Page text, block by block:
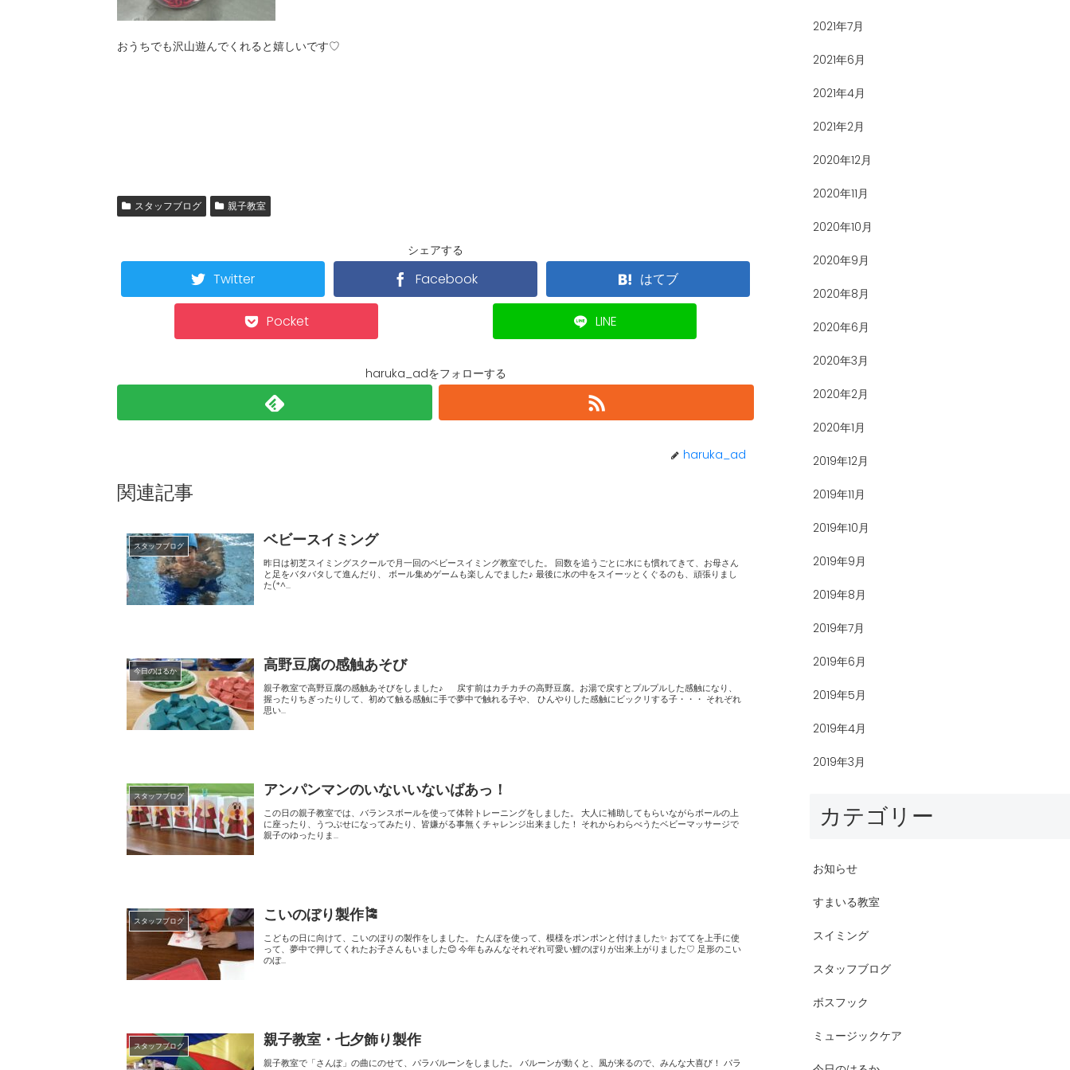
おうちでも沢山遊んでくれると嬉しいです♡
スタッフブログ 親子教室
シェアする
Twitter Facebook はてブ
Pocket LINE
haruka_adをフォローする
haruka_ad
関連記事
スタッフブログ ベビースイミング
昨日は初芝スイミングスクールで月一回のベビースイミング教室でした。 回数を追うごとに水にも慣れてきて、お母さん
と足をバタバタして進んだり、 ボール集めゲームも楽しんでました♪ 最後に水の中をスイーッとくぐるのも、頑張りまし
た(*^...
今日のはるか 高野豆腐の感触あそび
親子教室で高野豆腐の感触あそびをしました♪ 戻す前はカチカチの高野豆腐。お湯で戻すとプルプルした感触になり、
握ったりちぎったりして、初めて触る感触に手で夢中で触れる子や、 ひんやりした感触にビックリする子・・・ それぞれ
思い...
スタッフブログ アンパンマンのいないいないばあっ！
この日の親子教室では、バランスボールを使って体幹トレーニングをしました。 大人に補助してもらいながらボールの上
に座ったり、うつぶせになってみたり、皆嫌がる事無くチャレンジ出来ました！ それからわらべうたベビーマッサージで
親子のゆったりま...
スタッフブログ こいのぼり製作🎏
こどもの日に向けて、こいのぼりの製作をしました。 たんぽを使って、模様をポンポンと付けました✨ おててを上手に使
って、夢中で押してくれたお子さんもいました😊 今年もみんなそれぞれ可愛い鯉のぼりが出来上がりました♡ 足形のこい
のぼ...
スタッフブログ 親子教室・七夕飾り製作
親子教室で「さんぽ」の曲にのせて、パラバルーンをしました。 バルーンが動くと、風が来るので、みんな大喜び！ パラ
2021年7月
2021年6月
2021年4月
2021年2月
2020年12月
2020年11月
2020年10月
2020年9月
2020年8月
2020年6月
2020年3月
2020年2月
2020年1月
2019年12月
2019年11月
2019年10月
2019年9月
2019年8月
2019年7月
2019年6月
2019年5月
2019年4月
2019年3月
カテゴリー
お知らせ
すまいる教室
スイミング
スタッフブログ
ボスフック
ミュージックケア